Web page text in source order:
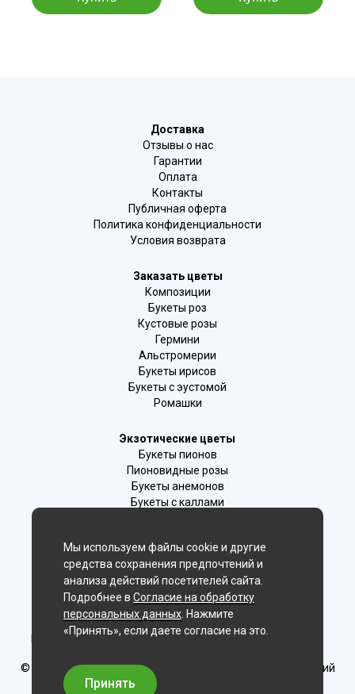
Доставка
Отзывы о нас
Гарантии
Оплата
Контакты
Публичная оферта
Политика конфиденциальности
Условия возврата
Заказать цветы
Композиции
Букеты роз
Кустовые розы
Гермини
Альстромерии
Букеты ирисов
Букеты с эустомой
Ромашки
Экзотические цветы
Букеты пионов
Пионовидные розы
Букеты анемонов
Букеты с каллами
Лаванда
Гиацинты
Мы в соц. сетях:
Новосибирск, 2-й Бронный пер., 28/1 (цветочный салон)
© Delaflor - доставка цветов, 2012-2026
ИП Рыжков Евгений
Вячеславович
Мы используем файлы cookie и другие
средства сохранения предпочтений и
анализа действий посетителей сайта.
Подробнее в Согласие на обработку
персональных данных . Нажмите
«Принять», если даете согласие на это.
Принять